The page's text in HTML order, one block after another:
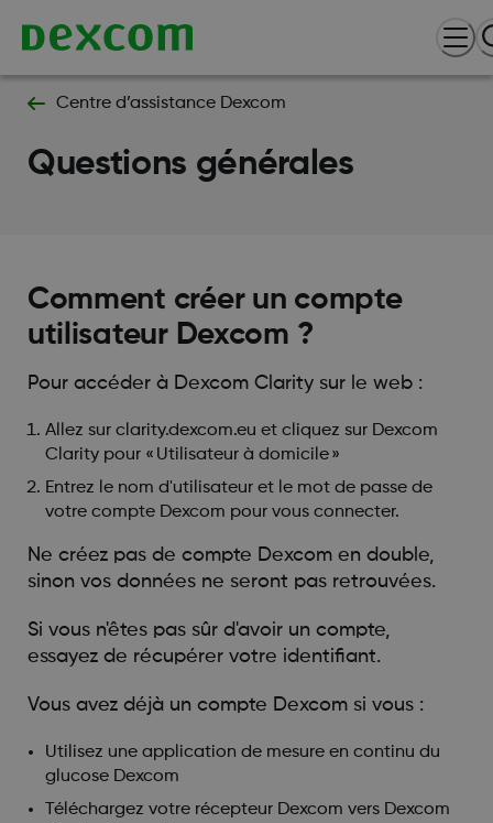
Centre d’assistance Dexcom
Questions générales
Comment créer un compte
utilisateur Dexcom ?
Pour accéder à Dexcom Clarity sur le web :
Allez sur clarity.dexcom.eu et cliquez sur Dexcom
Clarity pour « Utilisateur à domicile »
Entrez le nom d'utilisateur et le mot de passe de
votre compte Dexcom pour vous connecter.
Ne créez pas de compte Dexcom en double,
sinon vos données ne seront pas retrouvées.
Si vous n'êtes pas sûr d'avoir un compte,
essayez de récupérer votre identifiant.
Vous avez déjà un compte Dexcom si vous :
Utilisez une application de mesure en continu du
glucose Dexcom
Téléchargez votre récepteur Dexcom vers Dexcom